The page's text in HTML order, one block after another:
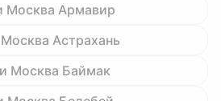
Москва Армавир
Астрахань
Москва Баймак